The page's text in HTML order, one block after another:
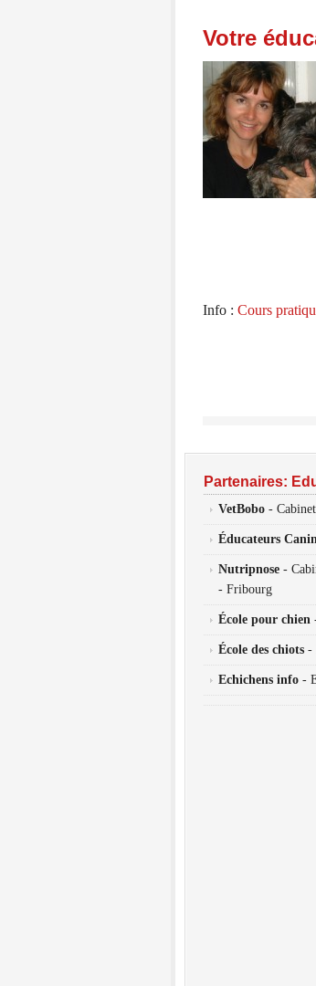
Votre
Info : Cours
Partenaires:
VetBobo -
Éducateurs
Nutripnose -
- Fribourg
École pour chien
École des chiots -
Echichens info -